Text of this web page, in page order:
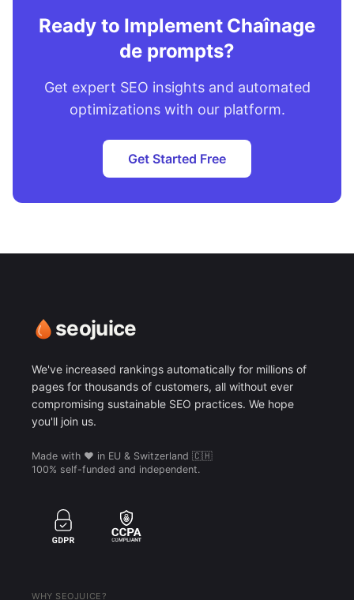
Ready to Implement Chaînage
de prompts?
Get expert SEO insights and automated
optimizations with our platform.
Get Started Free
seojuice
We've increased rankings automatically for millions of
pages for thousands of customers, all without ever
compromising sustainable SEO practices. We hope
you'll join us.
Made with ❤️ in EU & Switzerland 🇨🇭
100% self-funded and independent.
WHY SEOJUICE?